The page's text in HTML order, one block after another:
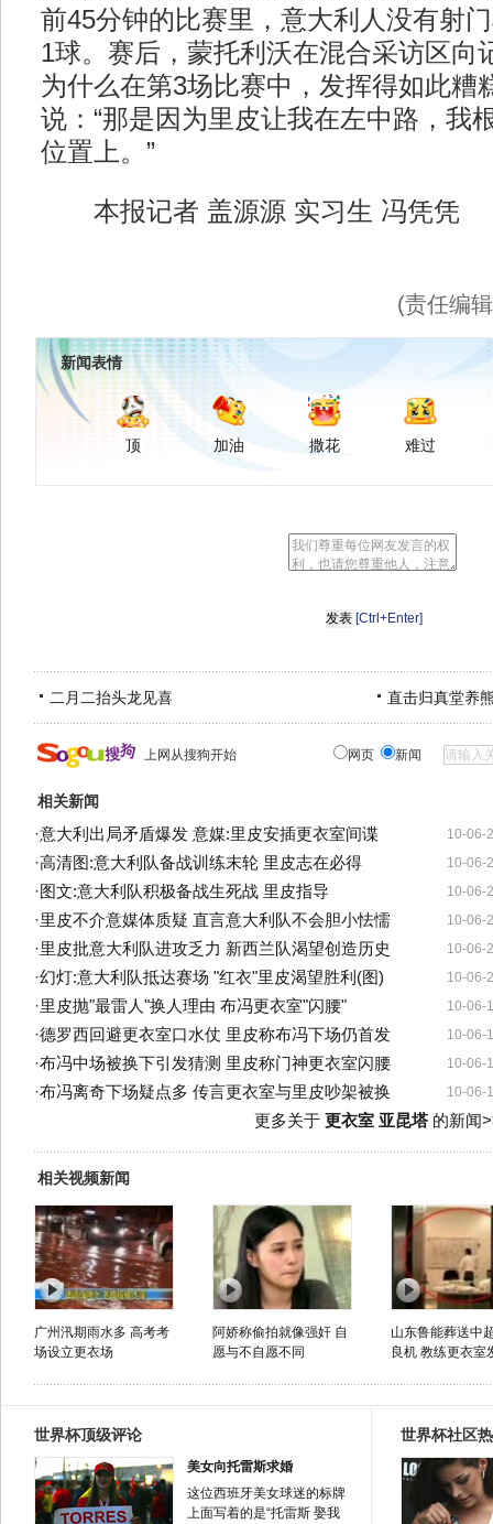
前45分钟的比赛里，意大利人没有射
1球。赛后，蒙托利沃在混合采访区向
为什么在第3场比赛中，发挥得如此糟
说：“那是因为里皮让我在左中路，我
位置上。”
本报记者 盖源源 实习生 冯凭凭
(责任编
新闻表情
顶 加油 撒花 难过
[Ctrl+Enter]
二月二抬头龙见喜 直击归真堂养
上网从搜狗开始 网页 新闻
相关新闻
10-06-
·意大利出局矛盾爆发 意媒:里皮安插更衣室间谍
10-06-
·高清图:意大利队备战训练末轮 里皮志在必得
10-06-
· 图文:意大利队积极备战生死战 里皮指导
10-06-
·里皮不介意媒体质疑 直言意大利队不会胆小怯懦
10-06-
·里皮批意大利队进攻乏力 新西兰队渴望创造历史
10-06-
·幻灯:意大利队抵达赛场 "红衣"里皮渴望胜利(图)
10-06-
·里皮抛"最雷人"换人理由 布冯更衣室"闪腰"
10-06-
·德罗西回避更衣室口水仗 里皮称布冯下场仍首发
10-06-
·布冯中场被换下引发猜测 里皮称门神更衣室闪腰
10-06-
·布冯离奇下场疑点多 传言更衣室与里皮吵架被换
更多关于 更衣室 亚昆塔的新闻
相关视频新闻
广州汛期雨水多 高考考
场设立更衣场
阿娇称偷拍就像强奸 自
愿与不自愿不同
山东鲁能葬送中
良机 教练更衣室
世界杯顶级评论
美女向托雷斯求婚
这位西班牙美女球迷的标牌
上面写着的是“托雷斯 娶我
世界杯社区